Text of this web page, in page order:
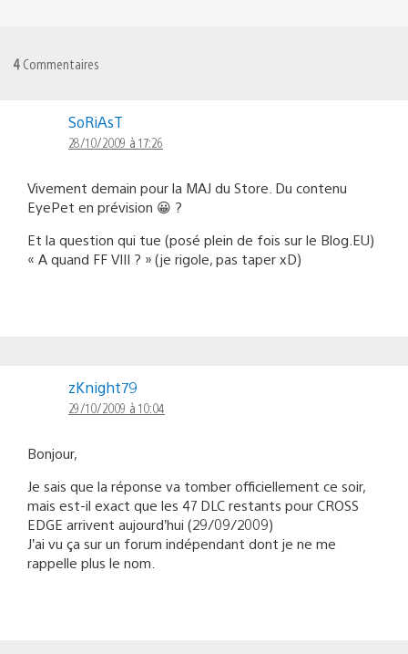
4 Commentaires
SoRiAsT
28/10/2009 à 17:26
Vivement demain pour la MAJ du Store. Du contenu
EyePet en prévision 😀 ?
Et la question qui tue (posé plein de fois sur le Blog.EU)
« A quand FF VIII ? » (je rigole, pas taper xD)
zKnight79
29/10/2009 à 10:04
Bonjour,
Je sais que la réponse va tomber officiellement ce soir,
mais est-il exact que les 47 DLC restants pour CROSS
EDGE arrivent aujourd’hui (29/09/2009)
J’ai vu ça sur un forum indépendant dont je ne me
rappelle plus le nom.